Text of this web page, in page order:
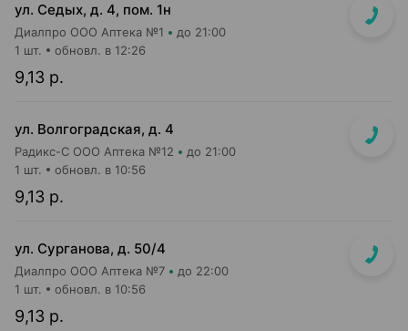
ул. Седых, д. 4, пом. 1н
Диалпро ООО Аптека №1 до 21:00
9,13 р.
1 шт. обновл. в 12:26
ул. Волгоградская, д. 4
Радикс-С ООО Аптека №12 до 21:00
9,13 р.
1 шт. обновл. в 10:56
ул. Сурганова, д. 50/4
Диалпро ООО Аптека №7 до 22:00
9,13 р.
1 шт. обновл. в 10:56